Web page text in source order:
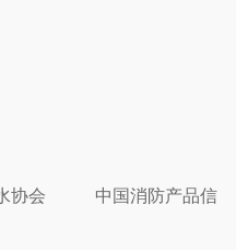
协会 中国消防产品信